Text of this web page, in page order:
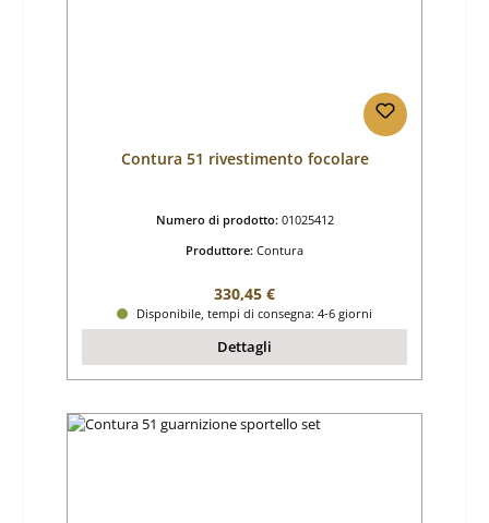
Contura 51 rivestimento focolare
Numero di prodotto: 01025412
Produttore: Contura
Prezzo normale:
330,45 €
Disponibile, tempi di consegna: 4-6 giorni
Dettagli